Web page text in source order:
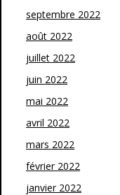
septembre 2022
août 2022
juillet 2022
juin 2022
mai 2022
avril 2022
mars 2022
février 2022
janvier 2022